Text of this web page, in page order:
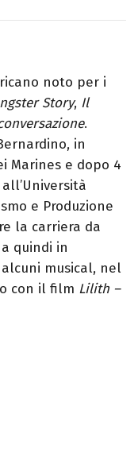
noto per i
Story, Il
.
in
Marines e dopo 4
e Produzione
la carriera da
quindi in
musical, nel
con il film Lilith –